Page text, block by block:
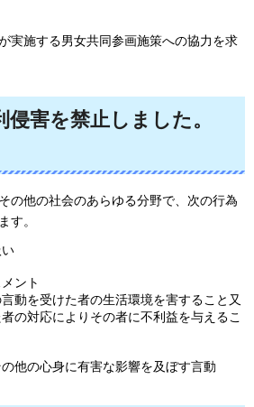
実施する男女共同参画施策への協力を求
害を禁止しました。
の他の社会のあらゆる分野で、次の行為
す。
ント
動を受けた者の生活環境を害すること又
の対応によりその者に不利益を与えるこ
他の心身に有害な影響を及ぼす言動